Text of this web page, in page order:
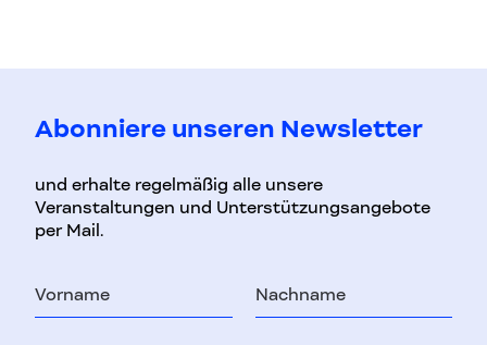
Abonniere unseren Newsletter
und erhalte regelmäßig alle unsere
Veranstaltungen und Unterstützungsangebote
per Mail.
Nachname